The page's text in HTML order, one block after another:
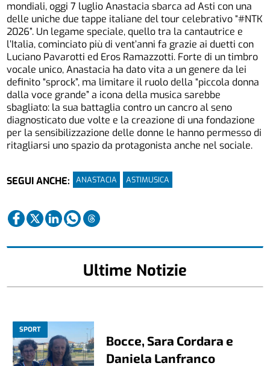
mondiali, oggi 7 luglio Anastacia sbarca ad Asti con una
delle uniche due tappe italiane del tour celebrativo “#NTK
2026”. Un legame speciale, quello tra la cantautrice e
l’Italia, cominciato più di vent’anni fa grazie ai duetti con
Luciano Pavarotti ed Eros Ramazzotti. Forte di un timbro
vocale unico, Anastacia ha dato vita a un genere da lei
definito “sprock”, ma limitare il ruolo della “piccola donna
dalla voce grande” a icona della musica sarebbe
sbagliato: la sua battaglia contro un cancro al seno
diagnosticato due volte e la creazione di una fondazione
per la sensibilizzazione delle donne le hanno permesso di
ritagliarsi uno spazio da protagonista anche nel sociale.
SEGUI ANCHE: ANASTACIA ASTIMUSICA
Ultime Notizie
SPORT
Bocce, Sara Cordara e
Daniela Lanfranco